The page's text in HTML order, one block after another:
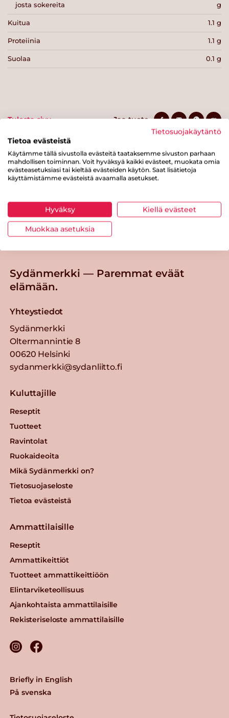
josta sokereita g
Kuitua 1.1 g
Proteiinia 1.1 g
Suolaa 0.1 g
Tulosta sivu Jaa tuote
Tästä merkistä tunnistat
Sydänmerkki-tuotteen
Sydänmerkki — Paremmat eväät
elämään.
Yhteystiedot
Sydänmerkki
Oltermannintie 8
00620 Helsinki
sydanmerkki@sydanliitto.fi
Kuluttajille
Reseptit
Tuotteet
Ravintolat
Ruokaideoita
Mikä Sydänmerkki on?
Tietosuojaseloste
Tietoa evästeistä
Ammattilaisille
Reseptit
Ammattikeittiöt
Tuotteet ammattikeittiöön
Elintarviketeollisuus
Ajankohtaista ammattilaisille
Rekisteriseloste ammattilaisille
Briefly in English
På svenska
Tietosuojakäytäntö
Tietoa evästeistä
Käytämme tällä sivustolla evästeitä taataksemme sivuston parhaan
mahdollisen toiminnan. Voit hyväksyä kaikki evästeet, muokata omia
evästeasetuksiasi tai kieltää evästeiden käytön. Saat lisätietoja
käyttämistämme evästeistä avaamalla asetukset.
Hyväksy Kiellä evästeet
Muokkaa asetuksia